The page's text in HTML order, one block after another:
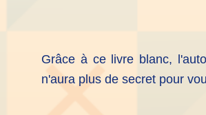
Grâce à ce livre blanc,
n'aura plus de secret pour